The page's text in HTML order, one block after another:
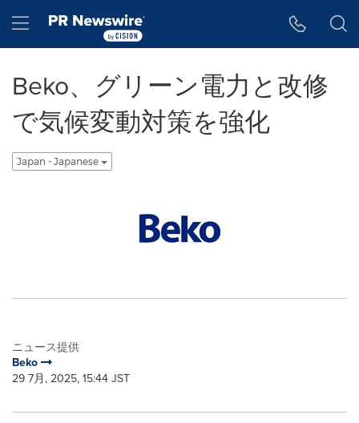
Hamburger menu
Beko、グリーン電力と改修
で気候変動対策を強化
Japan - Japanese
ニュース提供
Beko
29 7月, 2025, 15:44 JST